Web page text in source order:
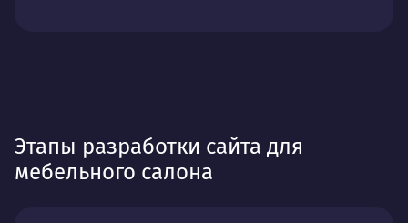
Этапы разработки сайта для
мебельного салона